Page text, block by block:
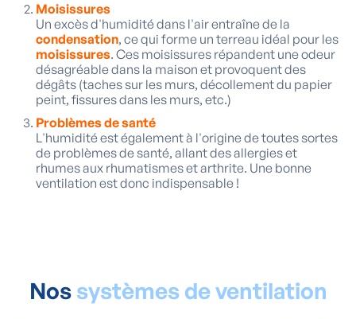
Moisissures
Un excès d'humidité dans l'air entraîne de la
condensation, ce qui forme un terreau idéal pour les
moisissures. Ces moisissures répandent une odeur
désagréable dans la maison et provoquent des
dégâts (taches sur les murs, décollement du papier
peint, fissures dans les murs, etc.)
Problèmes de santé
L'humidité est également à l'origine de toutes sortes
de problèmes de santé, allant des allergies et
rhumes aux rhumatismes et arthrite. Une bonne
ventilation est donc indispensable !
Nos systèmes de ventilation